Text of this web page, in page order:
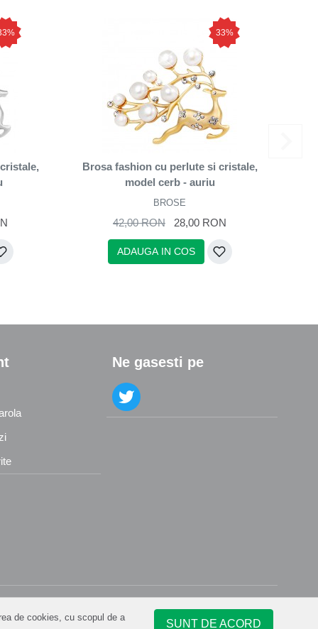
de cookies, cu scopul de a
SUNT DE ACORD
33%
Brosa fashion cu perlute si cristale,
model cerb - auriu
BROSE
42,00 RON 28,00 RON
ADAUGA IN COS
Ne gasesti pe